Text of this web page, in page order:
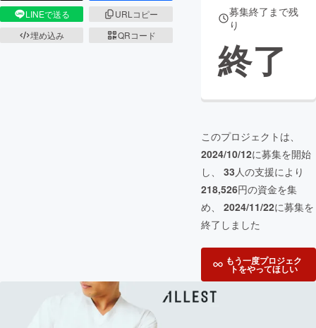
LINEで送る
URLコピー
埋め込み
QRコード
募集終了まで残
り
終了
このプロジェクトは、
2024/10/12に募集を開始
し、 33人の支援により
218,526円の資金を集
め、 2024/11/22に募集を
終了しました
もう一度プロジェク
トをやってほしい